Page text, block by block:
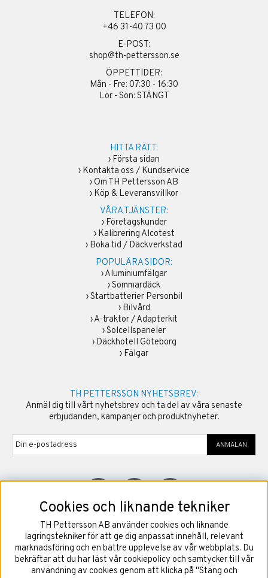
TELEFON:
+46 31-40 73 00
E-POST:
shop@th-pettersson.se
ÖPPETTIDER:
Mån - Fre: 07:30 - 16:30
Lör - Sön: STÄNGT
HITTA RÄTT:
› Första sidan
› Kontakta oss / Kundservice
› Om TH Pettersson AB
› Köp & Leveransvillkor
VÅRA TJÄNSTER:
› Företagskunder
› Kalibrering Alcotest
› Boka tid / Däckverkstad
POPULÄRA SIDOR:
›Aluminiumfälgar
›Sommardäck
›Startbatterier Personbil
› Bilvård
›A-traktor / Adapterkit
›Solcellspaneler
› Däckhotell Göteborg
› Fälgar
TH PETTERSSON NYHETSBREV:
Anmäl dig till vårt nyhetsbrev och ta del av våra senaste
erbjudanden, kampanjer och produktnyheter.
ANMÄLAN
©2026Copyright TH Pettersson AB
Cookies och liknande tekniker
TH Pettersson AB använder cookies och liknande
lagringstekniker för att ge dig anpassat innehåll, relevant
marknadsföring och en bättre upplevelse av vår webbplats. Du
bekräftar att du har läst vår cookiepolicy och samtycker till vår
användning av cookies genom att klicka på "Stäng och